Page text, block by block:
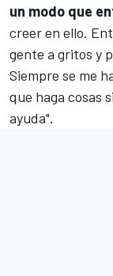
un modo que
creer en ello.
gente a gritos y
Siempre se me
que haga cosas
ayuda".